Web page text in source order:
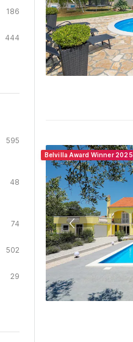
186
444
595
48
74
502
29
Belvilla Award Winner 2025